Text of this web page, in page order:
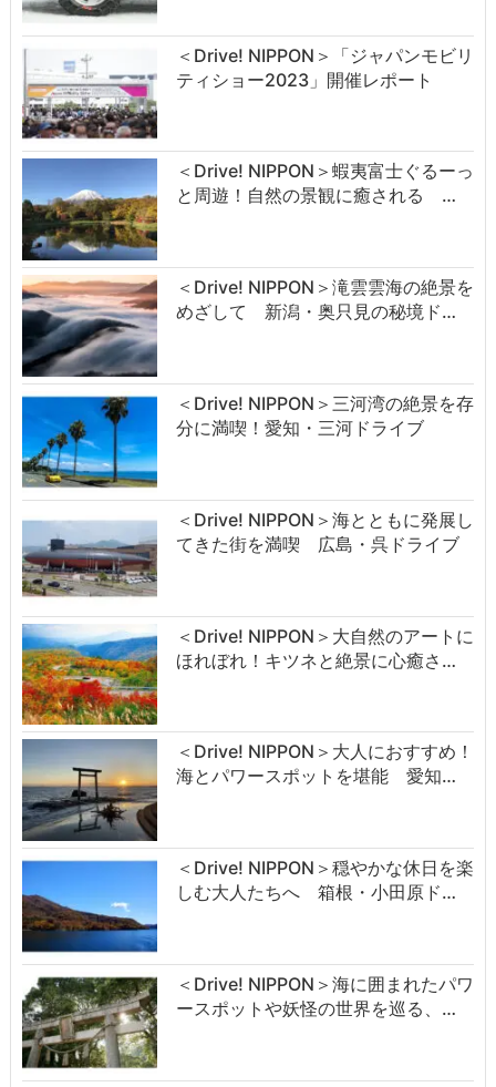
＜Drive! NIPPON＞「ジャパンモビリ
ティショー2023」開催レポート
＜Drive! NIPPON＞蝦夷富士ぐるーっ
と周遊！自然の景観に癒される …
＜Drive! NIPPON＞滝雲雲海の絶景を
めざして 新潟・奥只見の秘境ド…
＜Drive! NIPPON＞三河湾の絶景を存
分に満喫！愛知・三河ドライブ
＜Drive! NIPPON＞海とともに発展し
てきた街を満喫 広島・呉ドライブ
＜Drive! NIPPON＞大自然のアートに
ほれぼれ！キツネと絶景に心癒さ…
＜Drive! NIPPON＞大人におすすめ！
海とパワースポットを堪能 愛知…
＜Drive! NIPPON＞穏やかな休日を楽
しむ大人たちへ 箱根・小田原ド…
＜Drive! NIPPON＞海に囲まれたパワ
ースポットや妖怪の世界を巡る、…